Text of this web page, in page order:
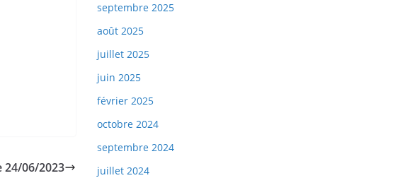
24/06/2023
septembre 2025
août 2025
juillet 2025
juin 2025
février 2025
octobre 2024
septembre 2024
juillet 2024